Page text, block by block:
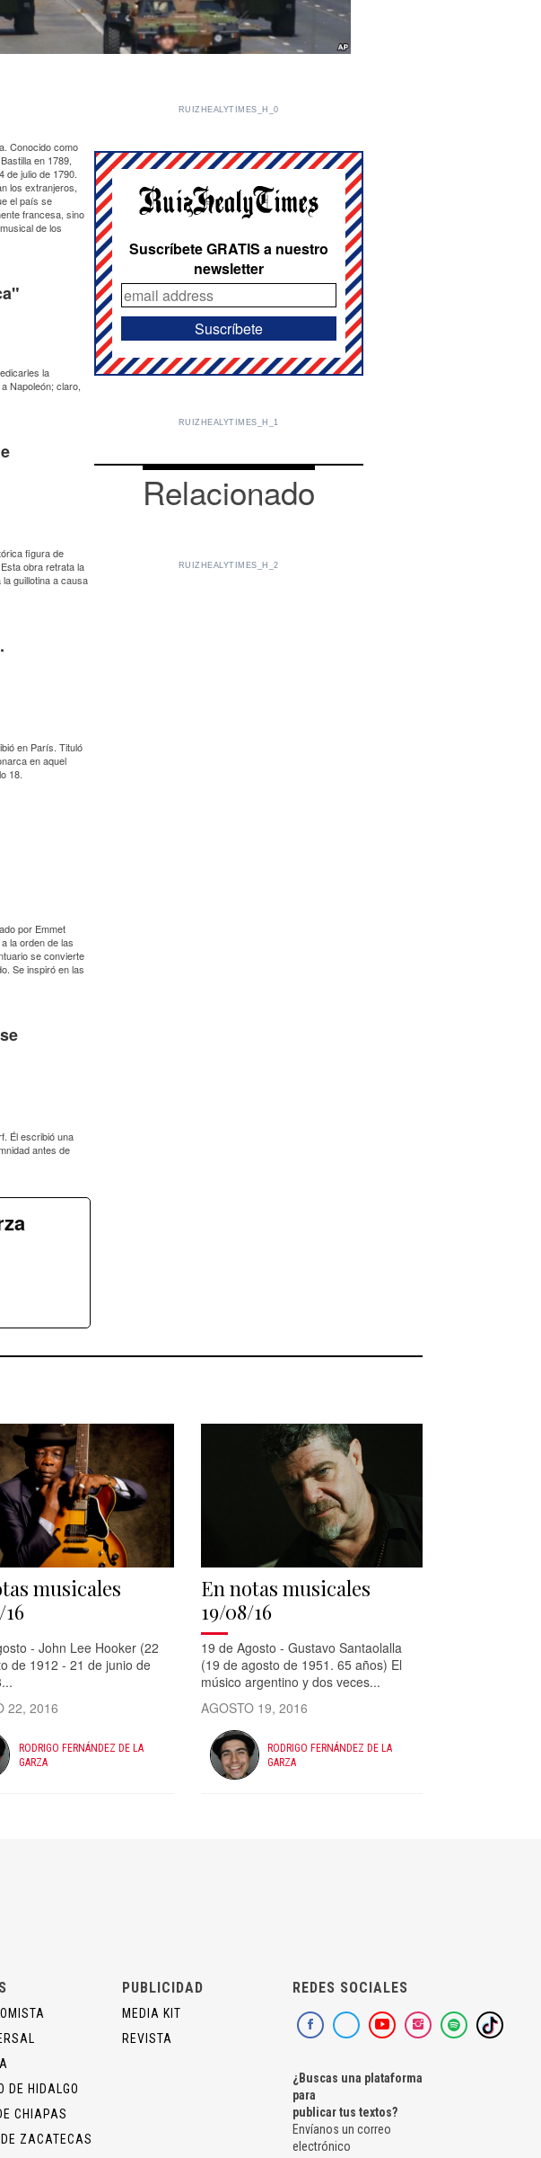
Conocido como
en 1789,
de julio de 1790.
los extranjeros,
el país se
francesa, sino
de los
la
Napoleón; claro,
figura de
obra retrata la
guillotina a causa
en París. Tituló
en aquel
18.
por Emmet
la orden de las
se convierte
Se inspiró en las
Él escribió una
antes de
RUIZHEALYTIMES_H_0
Suscríbete GRATIS a nuestro
newsletter
RUIZHEALYTIMES_H_1
Relacionado
RUIZHEALYTIMES_H_2
musicales
- John Lee Hooker (22
de 1912 - 21 de junio de
22, 2016
RODRIGO FERNÁNDEZ DE LA
GARZA
En notas musicales
19/08/16
19 de Agosto - Gustavo Santaolalla
(19 de agosto de 1951. 65 años) El
músico argentino y dos veces...
AGOSTO 19, 2016
RODRIGO FERNÁNDEZ DE LA
GARZA
DE HIDALGO
CHIAPAS
DE ZACATECAS
PUBLICIDAD
MEDIA KIT
REVISTA
REDES SOCIALES
¿Buscas una plataforma
para
publicar tus textos?
Envíanos un correo
electrónico